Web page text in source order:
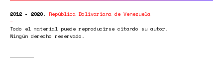
2012 - 2020. República Bolivariana de Venezuela
Todo el material puede reproducirse citando su autor.
Ningún derecho reservado.